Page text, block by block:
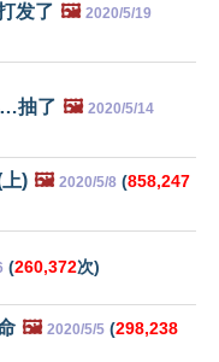
发了 🖼️ 2020/5/19
…抽了 🖼️ 2020/5/14
) 🖼️ 2020/5/8 (858,247
(260,372次)
🖼️ 2020/5/5 (298,238